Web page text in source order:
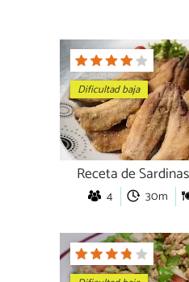
Dificultad baja
Receta de
4 30m